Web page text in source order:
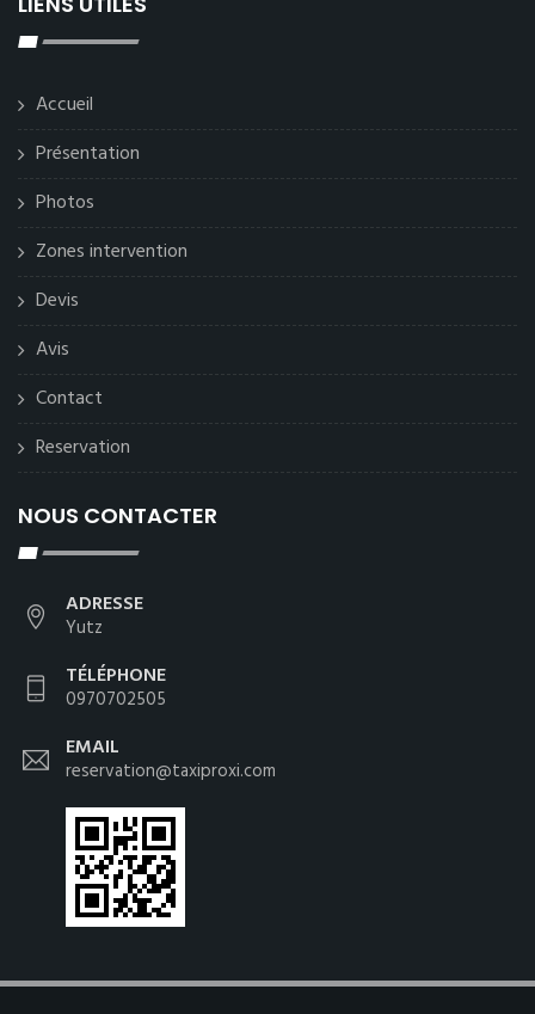
Accueil
Présentation
Photos
Zones intervention
Devis
Avis
Contact
Reservation
NOUS CONTACTER
ADRESSE
Yutz
TÉLÉPHONE
0970702505
EMAIL
reservation@taxiproxi.com